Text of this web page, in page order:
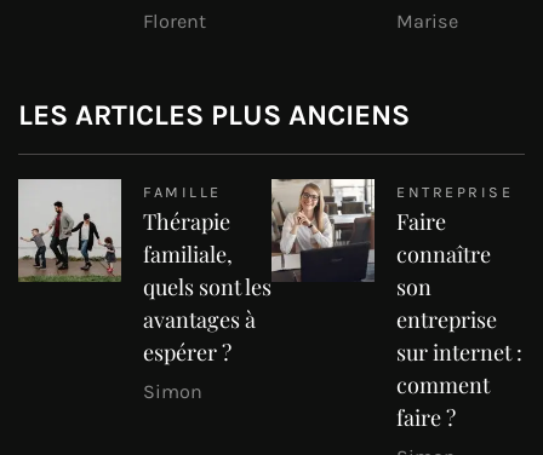
Florent Marise
LES ARTICLES PLUS ANCIENS
FAMILLE
Thérapie
familiale,
quels sont les
avantages à
espérer ?
Simon
ENTREPRISE
Faire
connaître
son
entreprise
sur internet :
comment
faire ?